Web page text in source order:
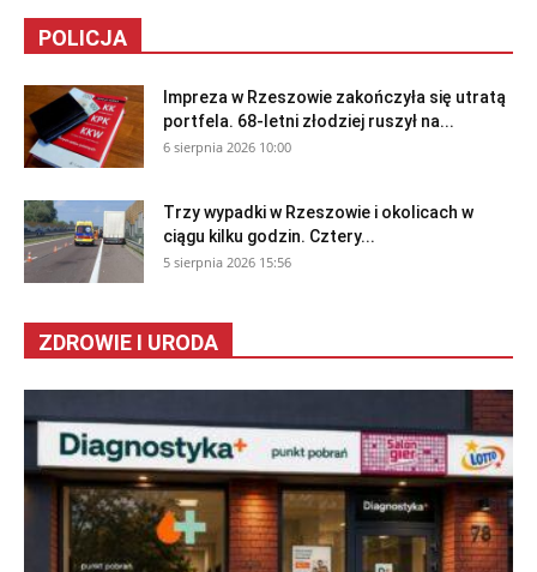
POLICJA
Impreza w Rzeszowie zakończyła się utratą
portfela. 68-letni złodziej ruszył na...
6 sierpnia 2026 10:00
Trzy wypadki w Rzeszowie i okolicach w
ciągu kilku godzin. Cztery...
5 sierpnia 2026 15:56
ZDROWIE I URODA